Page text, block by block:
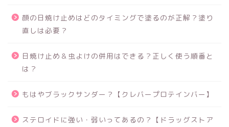
顔の日焼け止めはどのタイミングで塗るのが正解？塗り
直しは必要？
日焼け止め＆虫よけの併用はできる？正しく使う順番と
は？
もはやブラックサンダー？【クレバープロテインバー】
ステロイドに強い・弱いってあるの？【ドラッグストア